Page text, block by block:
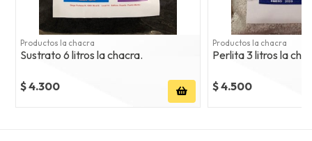
Productos la chacra
Sustrato 6 litros la chacra.
$ 4.300
Productos la chacra
Perlita 3 litros la
$ 4.500